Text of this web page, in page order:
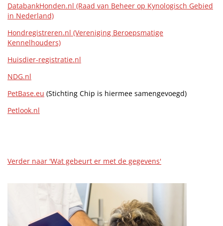
DatabankHonden.nl (Raad van Beheer op Kynologisch Gebied
in Nederland)
Hondregistreren.nl (Vereniging Beroepsmatige
Kennelhouders)
Huisdier-registratie.nl
NDG.nl
PetBase.eu (Stichting Chip is hiermee samengevoegd)
Petlook.nl
Verder naar 'Wat gebeurt er met de gegevens'